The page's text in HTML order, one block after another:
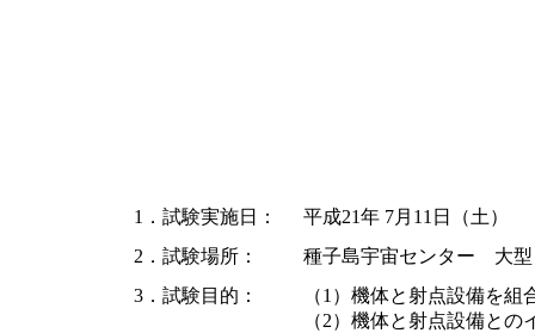
1．試験実施日：
平成21年 7月11日（土）
2．試験場所：
種子島宇宙センター 大型
3．試験目的：
（1）機体と射点設備を
（2）機体と射点設備との